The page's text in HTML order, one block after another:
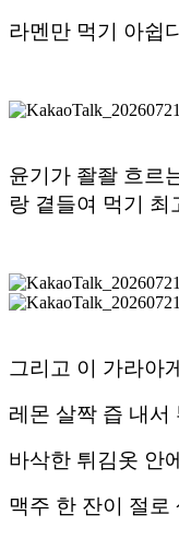
라멘만 먹기 아쉽
윤기가 좔좔 흐르
랑 곁들여 먹기 최
그리고 이 가라아
레몬 살짝 즙 내
바삭한 튀김옷 안
맥주 한 잔이 절로